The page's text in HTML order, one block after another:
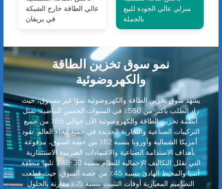
عالي الطاقة خارج الشبكة
في يريفان
منزلي عالي الجودة للبيع
بالجملة
نمو سوق تخزين الطاقة
والكهروضوئية
يشهد سوق تخزين الطاقة والكهروضوئية نموًا غير مسبوق، حيث
زاد الطلب بأكثر من 550٪ في السنوات الخمس الماضية. تمثل
أنظمة تخزين الطاقة والكهروضوئية الآن حوالي 65٪ من جميع
التركيبات الصناعية والتجارية الجديدة في جميع أنحاء العالم. تقود
أمريكا الشمالية وأوروبا بنسبة 62٪ من حصة السوق، مدفوعة
بأهداف الاستدامة الصناعية والاعتمادات الضريبية الاستثمارية
التي تقلل التكاليف الإجمالية للنظام بنسبة 30-48٪. تليها منطقة
آسيا والمحيط الهادئ بنسبة 45٪ من حصة السوق، حيث قطعت
التصاميم المعيارية أوقات التثبيت بنسبة 75٪ مقارنة بالحلول